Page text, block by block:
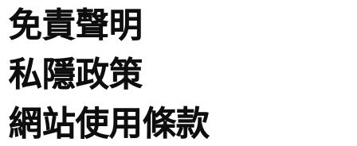
免責聲明
私隱政策
網站使用條款